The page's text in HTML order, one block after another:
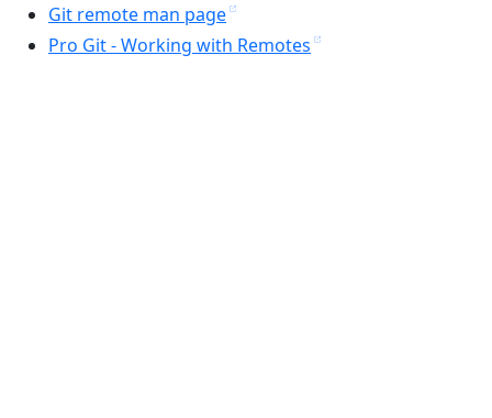
Git remote man page
Pro Git - Working with Remotes